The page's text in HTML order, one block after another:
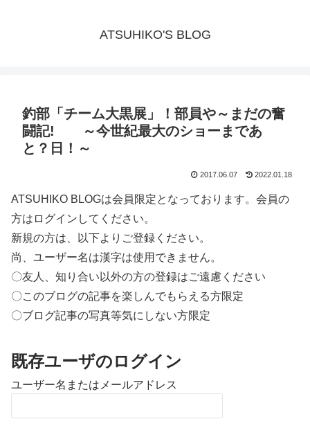
ATSUHIKO'S BLOG
釣部「チーム大黒展」！部員や～まだの奮
闘記! ～今世紀最大のショーまであ
と？日！～
2017.06.07 2022.01.18
ATSUHIKO BLOGは会員限定となっております。会員の
方はログインしてください。
新規の方は、以下よりご登録ください。
尚、ユーザー名は漢字は使用できません。
〇友人、知り合い以外の方の登録はご遠慮ください
〇このブログの記事を楽しんでもらえる方限定
〇ブログ記事の写真等気にしない方限定
既存ユーザのログイン
ユーザー名またはメールアドレス